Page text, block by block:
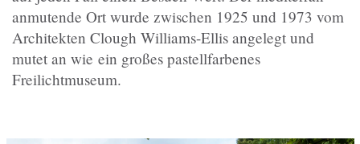
anmutende Ort wurde zwischen 1925 und 1973 vom
Architekten Clough Williams-Ellis angelegt und
mutet an wie ein großes pastellfarbenes
Freilichtmuseum.